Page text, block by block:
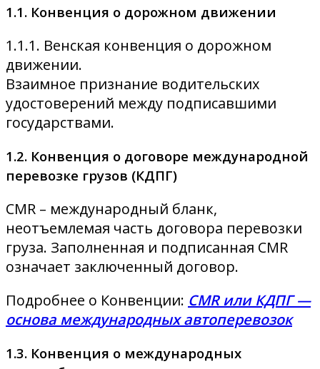
1.1. Конвенция о дорожном движении
1.1.1. Венская конвенция о дорожном
движении.
Взаимное признание водительских
удостоверений между подписавшими
государствами.
1.2. Конвенция о договоре международной
перевозке грузов (КДПГ)
CMR – международный бланк,
неотъемлемая часть договора перевозки
груза. Заполненная и подписанная CMR
означает заключенный договор.
Подробнее о Конвенции: CMR или КДПГ —
основа международных автоперевозок
1.3. Конвенция о международных